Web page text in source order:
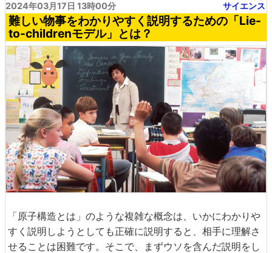
2024年03月17日 13時00分 サイエンス
難しい物事をわかりやすく説明するための「Lie-
to-childrenモデル」とは？
「原子構造とは」のような複雑な概念は、いかにわかりや
すく説明しようとしても正確に説明すると、相手に理解さ
せることは困難です。そこで、まずウソを含んだ説明をし